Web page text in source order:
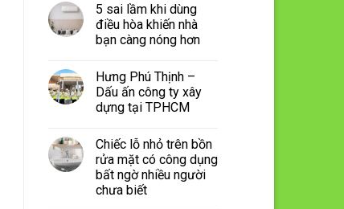
5 sai lầm khi dùng
điều hòa khiến nhà
bạn càng nóng hơn
Hưng Phú Thịnh –
Dấu ấn công ty xây
dựng tại TPHCM
Chiếc lỗ nhỏ trên bồn
rửa mặt có công dụng
bất ngờ nhiều người
chưa biết